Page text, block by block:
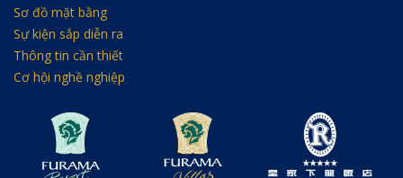
Sơ đồ mặt bằng
Sự kiện sắp diễn ra
Thông tin cần thiết
Cơ hội nghề nghiệp